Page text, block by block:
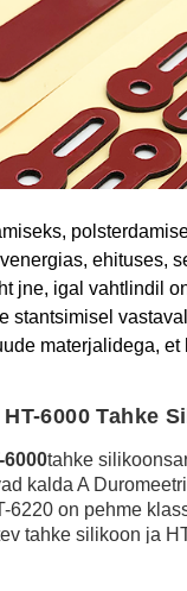
ehituses,
jne, igal vahtlindil
stantsimisel
materjalidega,
6000 Tahke
6000tahke
kalda A
6220 on pehme
tahke silikoon ja